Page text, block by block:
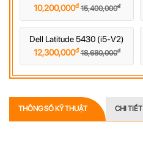
10,200,000đ 15,400,000đ
Dell Latitude 5430 (i5-V2)
12,300,000đ 18,680,000đ
THÔNG SỐ KỸ THUẬT CHI TIẾT